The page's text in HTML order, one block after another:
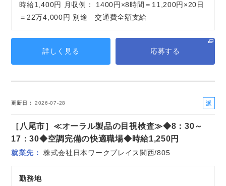
時給1,400円 月収例： 1400円×8時間＝11,200円×20日
＝22万4,000円 別途 交通費全額支給
詳しく見る 応募する
更新日 2026-07-28
派
［八尾市］≪オーラル製品の目視検査≫◆8：30～
17：30◆空調完備の快適職場◆時給1,250円
就業先 株式会社日本ワークプレイス関西/805
勤務地